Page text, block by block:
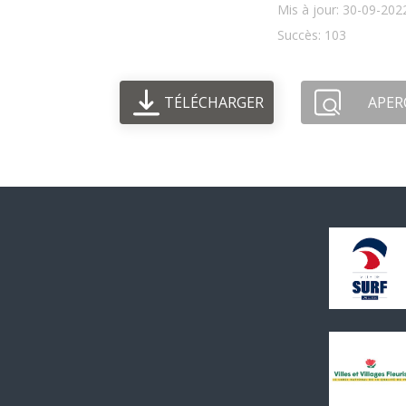
Mis à jour: 30-09-
Succès: 103
TÉLÉCHARGER